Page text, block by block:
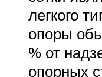
легкого
опоры
% от
опорных